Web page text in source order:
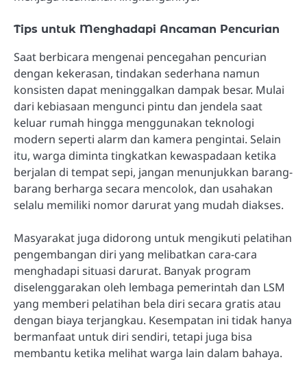
Tips untuk Menghadapi Ancaman Pencurian
Saat berbicara mengenai pencegahan pencurian
dengan kekerasan, tindakan sederhana namun
konsisten dapat meninggalkan dampak besar. Mulai
dari kebiasaan mengunci pintu dan jendela saat
keluar rumah hingga menggunakan teknologi
modern seperti alarm dan kamera pengintai. Selain
itu, warga diminta tingkatkan kewaspadaan ketika
berjalan di tempat sepi, jangan menunjukkan barang-
barang berharga secara mencolok, dan usahakan
selalu memiliki nomor darurat yang mudah diakses.
Masyarakat juga didorong untuk mengikuti pelatihan
pengembangan diri yang melibatkan cara-cara
menghadapi situasi darurat. Banyak program
diselenggarakan oleh lembaga pemerintah dan LSM
yang memberi pelatihan bela diri secara gratis atau
dengan biaya terjangkau. Kesempatan ini tidak hanya
bermanfaat untuk diri sendiri, tetapi juga bisa
membantu ketika melihat warga lain dalam bahaya.